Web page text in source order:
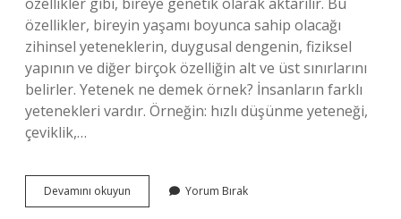
özellikler, bireyin yaşamı boyunca sahip olacağı
zihinsel yeteneklerin, duygusal dengenin, fiziksel
yapının ve diğer birçok özelliğin alt ve üst sınırlarını
belirler. Yetenek ne demek örnek? İnsanların farklı
yetenekleri vardır. Örneğin: hızlı düşünme yeteneği,
çeviklik,…
Devamını okuyun
Yetenek
Yorum Bırak